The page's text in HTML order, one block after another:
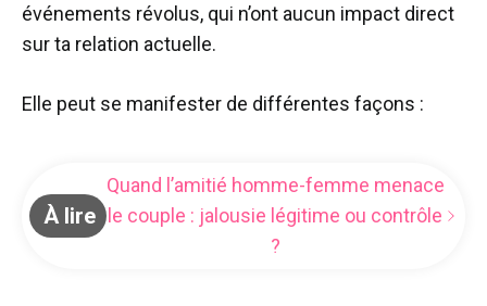
événements révolus, qui n’ont aucun impact direct
sur ta relation actuelle.
Elle peut se manifester de différentes façons :
À lire
Quand l’amitié homme-femme menace
le couple : jalousie légitime ou contrôle
?